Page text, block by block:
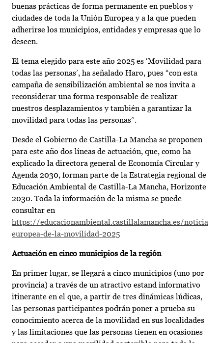
buenas prácticas de forma permanente en pueblos y
ciudades de toda la Unión Europea y a la que pueden
adherirse los municipios, entidades y empresas que lo
deseen.
El tema elegido para este año 2025 es ‘Movilidad para
todas las personas’, ha señalado Haro, pues “con esta
campaña de sensibilización ambiental se nos invita a
reconsiderar una forma responsable de realizar
nuestros desplazamientos y también a garantizar la
movilidad para todas las personas”.
Desde el Gobierno de Castilla-La Mancha se proponen
para este año dos líneas de actuación, que, como ha
explicado la directora general de Economía Circular y
Agenda 2030, forman parte de la Estrategia regional de
Educación Ambiental de Castilla-La Mancha, Horizonte
2030. Toda la información de la misma se puede
consultar en
https://educacionambiental.castillalamancha.es/noticias/
europea-de-la-movilidad-2025
Actuación en cinco municipios de la región
En primer lugar, se llegará a cinco municipios (uno por
provincia) a través de un atractivo estand informativo
itinerante en el que, a partir de tres dinámicas lúdicas,
las personas participantes podrán poner a prueba su
conocimiento acerca de la movilidad en sus localidades
y las limitaciones que las personas tienen en ocasiones